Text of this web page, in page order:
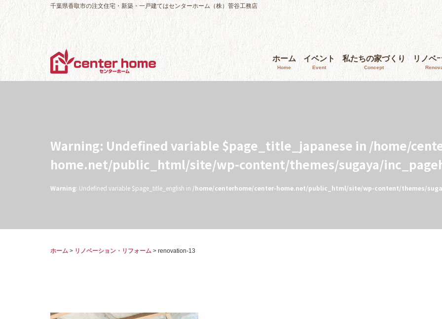
千葉県香取市の注文住宅・新築・一戸建てはセンターホーム（株）菅谷工務店
ホーム
Home
イベント
Event
私たちの家づくり
Concept
リノベ
Warning: Undefined variable $page_title_japanese in /home/
home.net/public_html/site/wp-content/themes/sugaya/
Warning: Undefined variable $page_title_english in /home/centerhome/center-home.net/public_html/site/wp-content/themes/
ホーム > リノベーション・リフォーム > renovation-13